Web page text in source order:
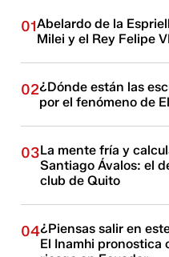
01Abelardo de la
Milei y el Rey Felipe
02¿Dónde están las
por el fenómeno de
03La mente fría y
Santiago Ávalos: el
club de Quito
04¿Piensas salir en
El Inamhi pronostica